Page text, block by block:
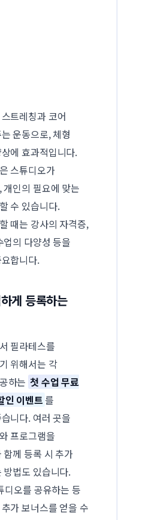
트레칭과 코어
운동으로, 체형
에 효과적입니다.
스튜디오가
인의 필요에 맞는
수 있습니다.
때는 강사의 자격증,
의 다양성 등을
합니다.
게 등록하는
필라테스를
위해서는 각
하는 첫 수업 무료
인 이벤트를
니다. 여러 곳을
프로그램을
함께 등록 시 추가
방법도 있습니다.
디오를 공유하는 등
가 보너스를 얻을 수